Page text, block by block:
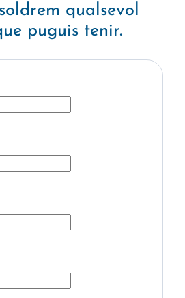
qualsevol
puguis tenir.